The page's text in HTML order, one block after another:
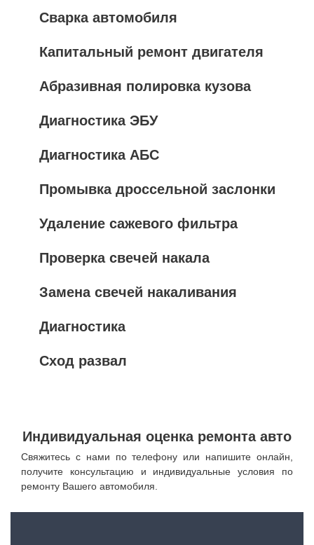
Сварка автомобиля
Капитальный ремонт двигателя
Абразивная полировка кузова
Диагностика ЭБУ
Диагностика АБС
Промывка дроссельной заслонки
Удаление сажевого фильтра
Проверка свечей накала
Замена свечей накаливания
Диагностика
Сход развал
Индивидуальная оценка ремонта авто
Свяжитесь с нами по телефону или напишите онлайн,
получите консультацию и индивидуальные условия по
ремонту Вашего автомобиля.